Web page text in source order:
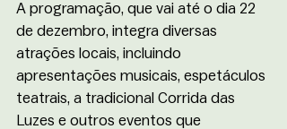
A programação, que vai até o dia 22
de dezembro, integra diversas
atrações locais, incluindo
apresentações musicais, espetáculos
teatrais, a tradicional Corrida das
Luzes e outros eventos que